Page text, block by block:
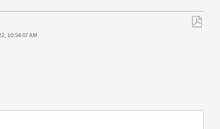
10:54:07 AM